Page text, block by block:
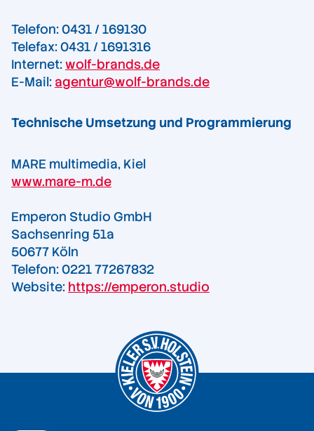
Telefon: 0431 / 169130
Telefax: 0431 / 1691316
Internet:wolf-brands.de
E-Mail: agentur@wolf-brands.de
Technische Umsetzung und Programmierung
MARE multimedia, Kiel
www.mare-m.de
Emperon Studio GmbH
Sachsenring 51a
50677 Köln
Telefon: 0221 77267832
Website: https://emperon.studio